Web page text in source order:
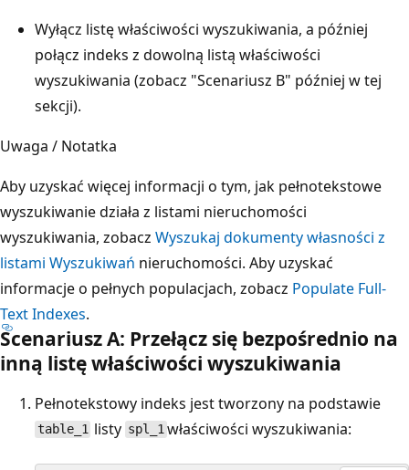
Wyłącz listę właściwości wyszukiwania, a później
połącz indeks z dowolną listą właściwości
wyszukiwania (zobacz "Scenariusz B" później w tej
sekcji).
Uwaga / Notatka
Aby uzyskać więcej informacji o tym, jak pełnotekstowe
wyszukiwanie działa z listami nieruchomości
wyszukiwania, zobacz Wyszukaj dokumenty własności z
listami Wyszukiwań nieruchomości. Aby uzyskać
informacje o pełnych populacjach, zobacz Populate Full-
Text Indexes.
Scenariusz A: Przełącz się bezpośrednio na
inną listę właściwości wyszukiwania
Pełnotekstowy indeks jest tworzony na podstawie
table_1 listy spl_1właściwości wyszukiwania: